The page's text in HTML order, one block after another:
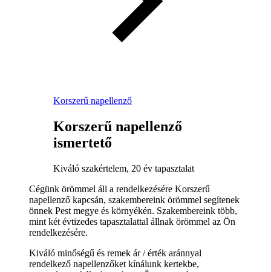
Korszerű napellenző
Korszerű napellenző
ismertető
Kiváló szakértelem, 20 év tapasztalat
Cégünk örömmel áll a rendelkezésére Korszerű
napellenző kapcsán, szakembereink örömmel segítenek
önnek Pest megye és környékén. Szakembereink több,
mint két évtizedes tapasztalattal állnak örömmel az Ön
rendelkezésére.
Kiváló minőségű és remek ár / érték aránnyal
rendelkező napellenzőket kínálunk kertekbe,